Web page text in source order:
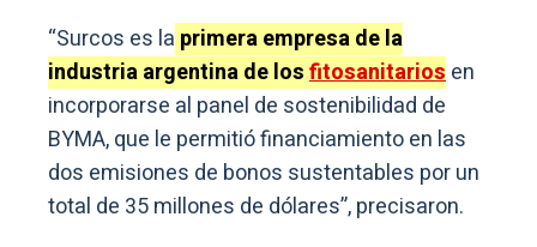
“Surcos es la primera empresa de la
industria argentina de losfitosanitariosen
incorporarse al panel de sostenibilidad de
BYMA, que le permitió financiamiento en las
dos emisiones de bonos sustentables por un
total de 35 millones de dólares”, precisaron.